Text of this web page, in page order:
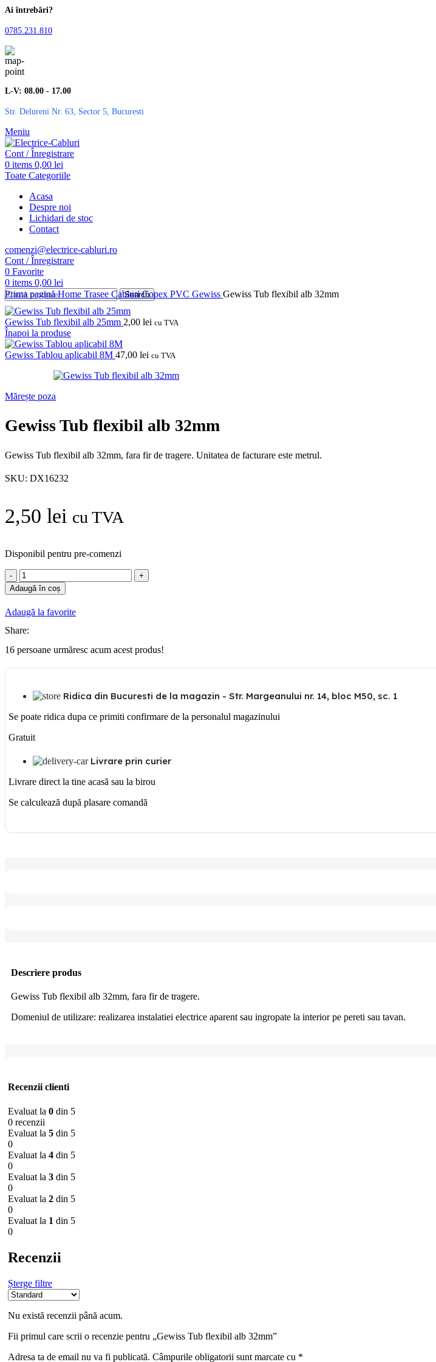
Ai întrebări?
0785.231.810
L-V: 08.00 - 17.00
Str. Delureni Nr. 63, Sector 5, Bucuresti
Meniu
Cont / Înregistrare
0 items 0,00 lei
Toate Categoriile
Acasa
Despre noi
Lichidari de stoc
Contact
comenzi@electrice-cabluri.ro
Cont / Înregistrare
0 Favorite
0 items 0,00 lei
Search
Prima paginăHome Trasee CabluriCopex PVC Gewiss Gewiss Tub flexibil alb 32mm
Gewiss Tub flexibil alb 25mm 2,00 lei cu TVA
Înapoi la produse
Gewiss Tablou aplicabil 8M 47,00 lei cu TVA
Mărește poza
Gewiss Tub flexibil alb 32mm
Gewiss Tub flexibil alb 32mm, fara fir de tragere. Unitatea de facturare este metrul.
SKU: DX16232
2,50 lei cu TVA
Disponibil pentru pre-comenzi
Cantitate
Gewiss
Tub
flexibil
alb
32mm
Adaugă în coș
Adaugă la favorite
Share:
16 persoane urmăresc acum acest produs!
Ridica din Bucuresti de la magazin - Str. Margeanului nr. 14, bloc M50, sc. 1
Se poate ridica dupa ce primiti confirmare de la personalul magazinului
Gratuit
Livrare prin curier
Livrare direct la tine acasă sau la birou
Se calculează după plasare comandă
Descriere produs
Gewiss Tub flexibil alb 32mm, fara fir de tragere.
Domeniul de utilizare: realizarea instalatiei electrice aparent sau ingropate la interior pe pereti sau tavan.
Recenzii clienti
Evaluat la 0 din 5
0 recenzii
Evaluat la 5 din 5
0
Evaluat la 4 din 5
0
Evaluat la 3 din 5
0
Evaluat la 2 din 5
0
Evaluat la 1 din 5
0
Recenzii
Șterge filtre
Nu există recenzii până acum.
Fii primul care scrii o recenzie pentru „Gewiss Tub flexibil alb 32mm”
Adresa ta de email nu va fi publicată. Câmpurile obligatorii sunt marcate cu *